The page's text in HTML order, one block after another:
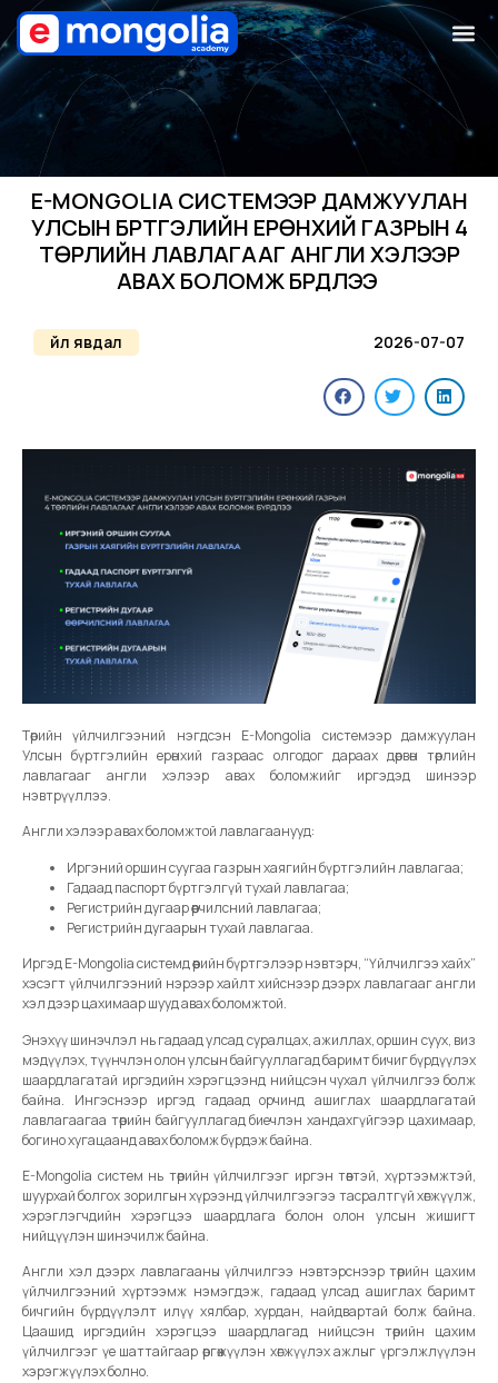
E-MONGOLIA СИСТЕМЭЭР ДАМЖУУЛАН
УЛСЫН БҮРТГЭЛИЙН ЕРӨНХИЙ ГАЗРЫН 4
ТӨРЛИЙН ЛАВЛАГААГ АНГЛИ ХЭЛЭЭР
АВАХ БОЛОМЖ БҮРДЛЭЭ
Үйл явдал 2026-07-07
Төрийн үйлчилгээний нэгдсэн E-Mongolia системээр дамжуулан
Улсын бүртгэлийн ерөнхий газраас олгодог дараах дөрвөн төрлийн
лавлагааг англи хэлээр авах боломжийг иргэдэд шинээр
нэвтрүүллээ.
Англи хэлээр авах боломжтой лавлагаанууд:
Иргэний оршин суугаа газрын хаягийн бүртгэлийн лавлагаа;
Гадаад паспорт бүртгэлгүй тухай лавлагаа;
Регистрийн дугаар өөрчилсний лавлагаа;
Регистрийн дугаарын тухай лавлагаа.
Иргэд E-Mongolia системд өөрийн бүртгэлээр нэвтэрч, “Үйлчилгээ хайх”
хэсэгт үйлчилгээний нэрээр хайлт хийснээр дээрх лавлагааг англи
хэл дээр цахимаар шууд авах боломжтой.
Энэхүү шинэчлэл нь гадаад улсад суралцах, ажиллах, оршин суух, виз
мэдүүлэх, түүнчлэн олон улсын байгууллагад баримт бичиг бүрдүүлэх
шаардлагатай иргэдийн хэрэгцээнд нийцсэн чухал үйлчилгээ болж
байна. Ингэснээр иргэд гадаад орчинд ашиглах шаардлагатай
лавлагаагаа төрийн байгууллагад биечлэн хандахгүйгээр цахимаар,
богино хугацаанд авах боломж бүрдэж байна.
E-Mongolia систем нь төрийн үйлчилгээг иргэн төвтэй, хүртээмжтэй,
шуурхай болгох зорилгын хүрээнд үйлчилгээгээ тасралтгүй хөгжүүлж,
хэрэглэгчдийн хэрэгцээ шаардлага болон олон улсын жишигт
нийцүүлэн шинэчилж байна.
Англи хэл дээрх лавлагааны үйлчилгээ нэвтэрснээр төрийн цахим
үйлчилгээний хүртээмж нэмэгдэж, гадаад улсад ашиглах баримт
бичгийн бүрдүүлэлт илүү хялбар, хурдан, найдвартай болж байна.
Цаашид иргэдийн хэрэгцээ шаардлагад нийцсэн төрийн цахим
үйлчилгээг үе шаттайгаар өргөжүүлэн хөгжүүлэх ажлыг үргэлжлүүлэн
хэрэгжүүлэх болно.